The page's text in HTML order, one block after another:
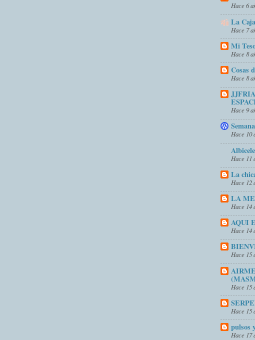
Hace 6
La
Hace 7
Mi
Hace 8
Cosas
Hace 8
Hace 9
Hace 10
Hace 11
La
Hace 12
LA
Hace 14
AQUI
Hace 14
Hace 15
Hace 15
Hace 15
pulsos
Hace 17